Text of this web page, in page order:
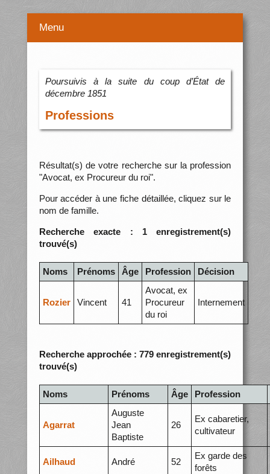
Menu
Poursuivis à la suite du coup d’État de
décembre 1851
Professions
Résultat(s) de votre recherche sur la profession
"Avocat, ex Procureur du roi".
Pour accéder à une fiche détaillée, cliquez sur le
nom de famille.
Recherche exacte : 1 enregistrement(s)
trouvé(s)
Noms Prénoms Âge Profession Décision
Rozier Vincent 41
Avocat, ex
Procureur
du roi
Internement
Recherche approchée : 779 enregistrement(s)
trouvé(s)
Noms Prénoms Âge Profession
Agarrat
Auguste
Jean
Baptiste
26
Ex cabaretier,
cultivateur
Ailhaud André 52
Ex garde des
forêts